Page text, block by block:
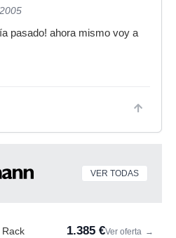
pasado! ahora mismo voy a
VER TODAS
1.385 €Ver oferta →